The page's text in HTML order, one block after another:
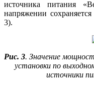
источника питания
напряжении
3).
Рис. 3. Значение
установки по
источники